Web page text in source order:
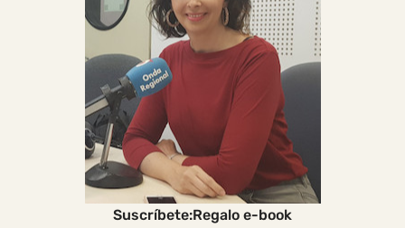
Suscríbete:Regalo e-book